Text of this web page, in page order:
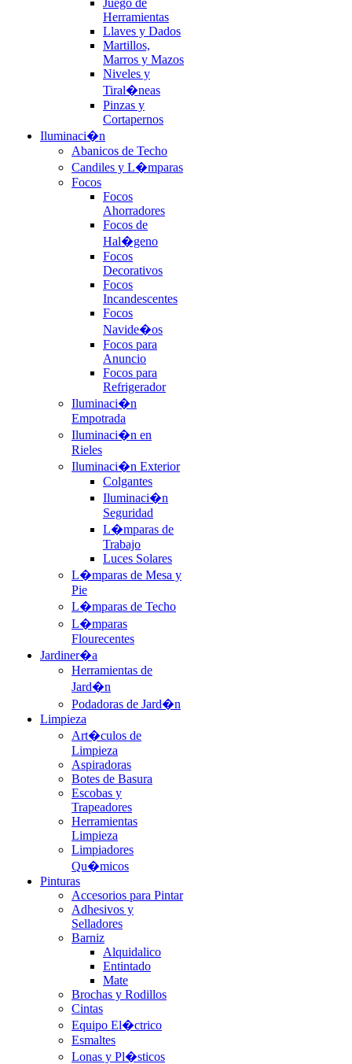
Juego de
Herramientas
Llaves y Dados
Martillos,
Marros y Mazos
Niveles y
Tiral�neas
Pinzas y
Cortapernos
Iluminaci�n
Abanicos de Techo
Candiles y L�mparas
Focos
Focos
Ahorradores
Focos de
Hal�geno
Focos
Decorativos
Focos
Incandescentes
Focos
Navide�os
Focos para
Anuncio
Focos para
Refrigerador
Iluminaci�n
Empotrada
Iluminaci�n en
Rieles
Iluminaci�n Exterior
Colgantes
Iluminaci�n
Seguridad
L�mparas de
Trabajo
Luces Solares
L�mparas de Mesa y
Pie
L�mparas de Techo
L�mparas
Flourecentes
Jardiner�a
Herramientas de
Jard�n
Podadoras de Jard�n
Limpieza
Art�culos de
Limpieza
Aspiradoras
Botes de Basura
Escobas y
Trapeadores
Herramientas
Limpieza
Limpiadores
Qu�micos
Pinturas
Accesorios para Pintar
Adhesivos y
Selladores
Barniz
Alquidalico
Entintado
Mate
Brochas y Rodillos
Cintas
Equipo El�ctrico
Esmaltes
Lonas y Pl�sticos